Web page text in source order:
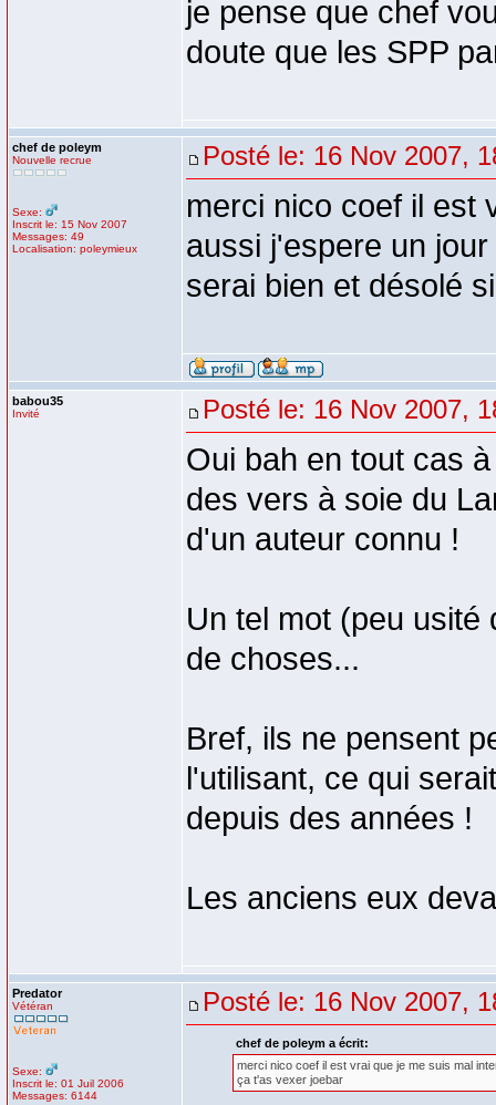
je pense que chef
doute que les SPP
chef de poleym
Nouvelle recrue
Sexe:
Inscrit le: 15 Nov 2007
Messages: 49
Localisation: poleymieux
Posté le: 16 Nov 2007,
merci nico coef il est
aussi j'espere un
serai bien et désolé
babou35
Invité Posté le: 16 Nov 2007,
Oui bah en tout cas
des vers à soie du
d'un auteur connu !
Un tel mot (peu usité
de choses...
Bref, ils ne pensent
l'utilisant, ce qui
depuis des années !
Les anciens eux
Predator
Vétéran
Sexe:
Inscrit le: 01 Juil 2006
Messages: 6144
Posté le: 16 Nov 2007,
chef de poleym a écrit:
merci nico coef il est vrai que je me suis mal
ça t'as vexer joebar